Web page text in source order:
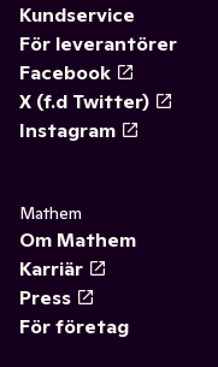
Kundservice
För leverantörer
Facebook
X (f.d Twitter)
Instagram
Mathem
Om Mathem
Karriär
Press
För företag